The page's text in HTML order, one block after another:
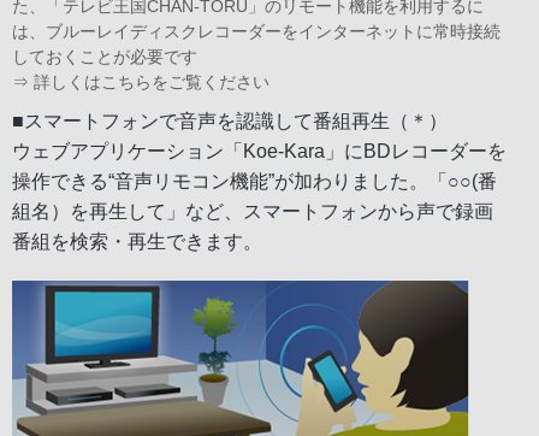
た、「テレビ王国CHAN-TORU」のリモート機能を利用するに
は、ブルーレイディスクレコーダーをインターネットに常時接続
しておくことが必要です
⇒ 詳しくはこちらをご覧ください
■スマートフォンで音声を認識して番組再生（＊）
ウェブアプリケーション「Koe-Kara」にBDレコーダーを
操作できる“音声リモコン機能”が加わりました。「○○(番
組名）を再生して」など、スマートフォンから声で録画
番組を検索・再生できます。